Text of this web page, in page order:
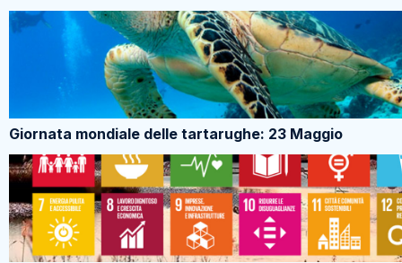
Giornata mondiale delle tartarughe: 23 Maggio